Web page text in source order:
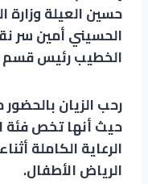
حسين العيلة وزارة
الحسيني أمين سر
الخطيب رئيس قسم
رحب الزيان
حيث أنها تخص فئة
الرعاية الكاملة
الرياض الأطفال.